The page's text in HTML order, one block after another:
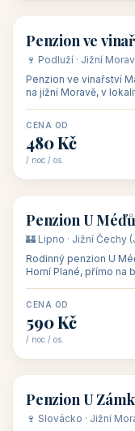
🏡 penzion
Penzion ve
🍷 Podluží · Jižní
Penzion ve vinařství
na jižní Moravě, v
CENA OD
480 Kč
/ noc / os.
🏡 penzion
Penzion U Méďů
🏰 Lipno · Jižní Čechy
Rodinný penzion U
Horní Plané, přímo na
CENA OD
590 Kč
/ noc / os.
🏡 penzion
Penzion U
🍷 Slovácko · Jižní